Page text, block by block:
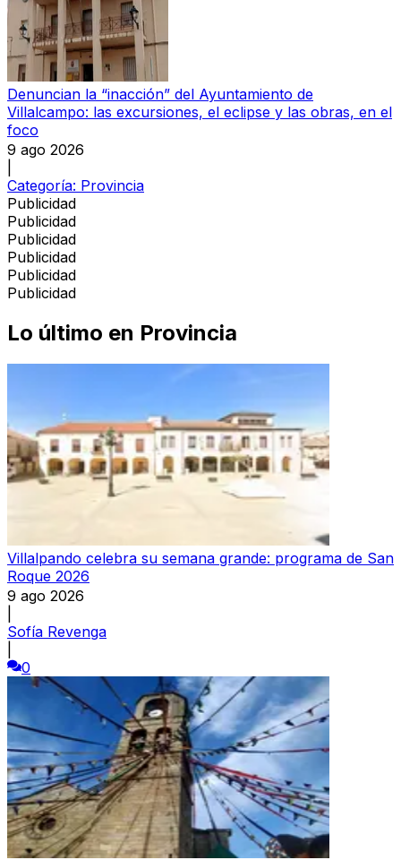
Denuncian la “inacción” del Ayuntamiento de
Villalcampo: las excursiones, el eclipse y las obras, en el
foco
9 ago 2026
Categoría: Provincia
Publicidad
Publicidad
Publicidad
Publicidad
Publicidad
Publicidad
Lo último en Provincia
Villalpando celebra su semana grande: programa de San
Roque 2026
9 ago 2026
Sofía Revenga
0